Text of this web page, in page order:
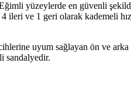
yüzeylerde en güvenli
4 ileri ve 1 geri olarak kademeli
uyum sağlayan ön ve
sandalyedir.